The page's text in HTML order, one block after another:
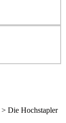
> Die Hochstapler